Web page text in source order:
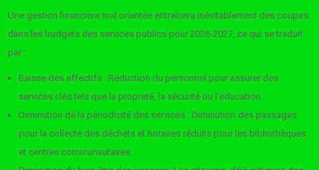
Une gestion financière mal orientée entraînera inévitablement des coupes
dans les budgets des services publics pour 2026-2027, ce qui se traduit
par :
Baisse des effectifs : Réduction du personnel pour assurer des
services clés tels que la propreté, la sécurité ou l’éducation.
Diminution de la périodicité des services : Diminution des passages
pour la collecte des déchets et horaires réduits pour les bibliothèques
et centres communautaires.